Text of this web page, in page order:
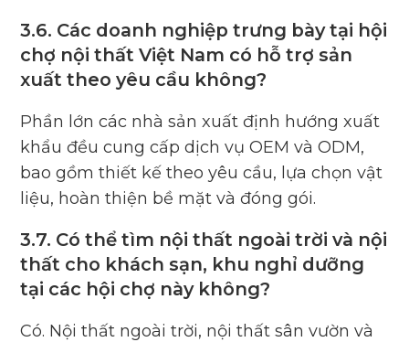
3.6. Các doanh nghiệp trưng bày tại hội
chợ nội thất Việt Nam có hỗ trợ sản
xuất theo yêu cầu không?
Phần lớn các nhà sản xuất định hướng xuất
khẩu đều cung cấp dịch vụ OEM và ODM,
bao gồm thiết kế theo yêu cầu, lựa chọn vật
liệu, hoàn thiện bề mặt và đóng gói.
3.7. Có thể tìm nội thất ngoài trời và nội
thất cho khách sạn, khu nghỉ dưỡng
tại các hội chợ này không?
Có. Nội thất ngoài trời, nội thất sân vườn và